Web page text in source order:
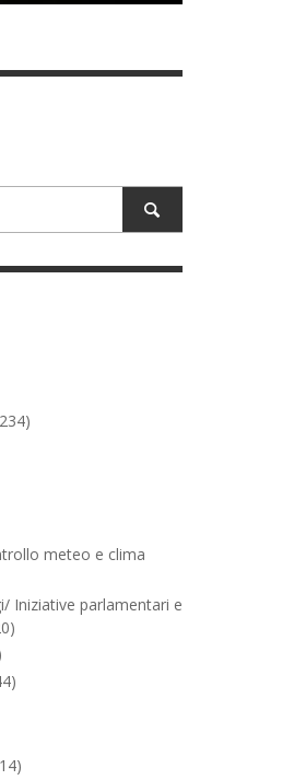
meteo e clima
Iniziative parlamentari e